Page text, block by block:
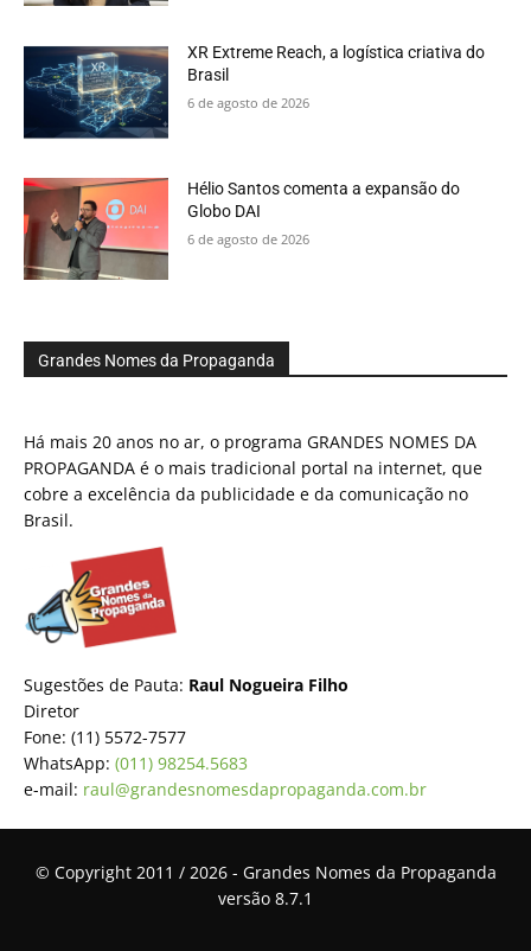
XR Extreme Reach, a logística criativa do
Brasil
6 de agosto de 2026
Hélio Santos comenta a expansão do
Globo DAI
6 de agosto de 2026
Grandes Nomes da Propaganda
Há mais 20 anos no ar, o programa GRANDES NOMES DA
PROPAGANDA é o mais tradicional portal na internet, que
cobre a excelência da publicidade e da comunicação no
Brasil.
Sugestões de Pauta: Raul Nogueira Filho
Diretor
Fone: (11) 5572-7577
WhatsApp: (011) 98254.5683
e-mail: raul@grandesnomesdapropaganda.com.br
© Copyright 2011 / 2026 - Grandes Nomes da Propaganda
versão 8.7.1